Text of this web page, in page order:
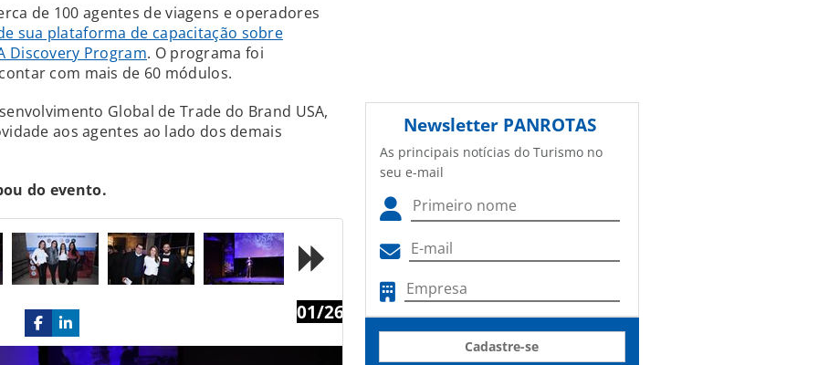
de 100 agentes de viagens e operadores
sua plataforma de capacitação sobre
Discovery Program. O programa foi
com mais de 60 módulos.
Global de Trade do Brand USA,
aos agentes ao lado dos demais
do evento.
01/26
Next
Newsletter PANROTAS
As principais notícias do Turismo no
seu e-mail
Cadastre-se